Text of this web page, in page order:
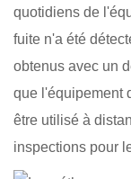
quotidiens de
fuite n'a été
obtenus avec un
que l'équipement
être utilisé à
inspections pour